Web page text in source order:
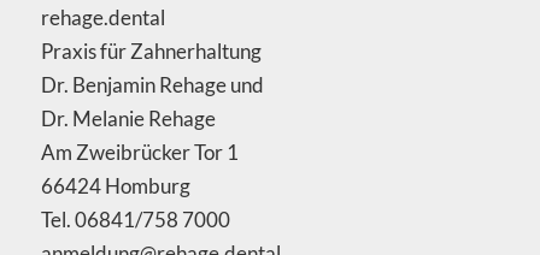
rehage.dental
Praxis für Zahnerhaltung
Dr. Benjamin Rehage und
Dr. Melanie Rehage
Am Zweibrücker Tor 1
66424 Homburg
Tel. 06841/758 7000